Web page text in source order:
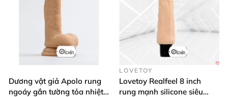
Dương vật giả Apolo rung
ngoáy gắn tường tỏa nhiệt
LOVETOY
Lovetoy Realfeel 8 inch
rung mạnh silicone siêu